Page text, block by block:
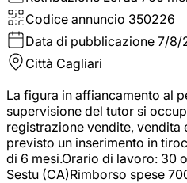
Codice annuncio 350226
Data di pubblicazione 7/8/
Città Cagliari
La figura in affiancamento al
supervisione del tutor si
registrazione vendite, vendita
previsto un inserimento in
di 6 mesi.Orario di lavoro: 30
Sestu (CA)Rimborso spese